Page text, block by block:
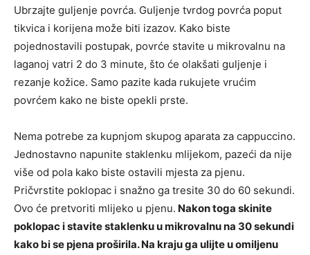
Ubrzajte guljenje povrća. Guljenje tvrdog povrća poput
tikvica i korijena može biti izazov. Kako biste
pojednostavili postupak, povrće stavite u mikrovalnu na
laganoj vatri 2 do 3 minute, što će olakšati guljenje i
rezanje kožice. Samo pazite kada rukujete vrućim
povrćem kako ne biste opekli prste.
Nema potrebe za kupnjom skupog aparata za cappuccino.
Jednostavno napunite staklenku mlijekom, pazeći da nije
više od pola kako biste ostavili mjesta za pjenu.
Pričvrstite poklopac i snažno ga tresite 30 do 60 sekundi.
Ovo će pretvoriti mlijeko u pjenu. Nakon toga skinite
poklopac i stavite staklenku u mikrovalnu na 30 sekundi
kako bi se pjena proširila. Na kraju ga ulijte u omiljenu